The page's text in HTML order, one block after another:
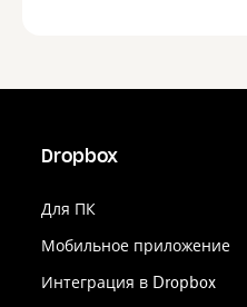
Dropbox
Для ПК
Мобильное приложение
Интеграция в Dropbox